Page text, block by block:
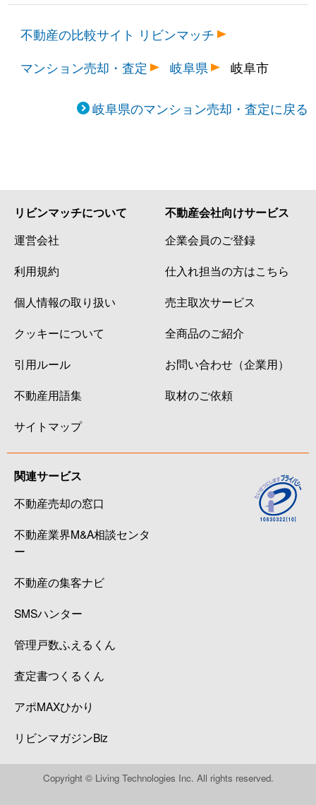
不動産の比較サイト リビンマッチ
マンション売却・査定
岐阜県 岐阜市
岐阜県のマンション売却・査定に戻る
リビンマッチについて
運営会社
利用規約
個人情報の取り扱い
クッキーについて
引用ルール
不動産用語集
サイトマップ
不動産会社向けサービス
企業会員のご登録
仕入れ担当の方はこちら
売主取次サービス
全商品のご紹介
お問い合わせ（企業用）
取材のご依頼
関連サービス
不動産売却の窓口
不動産業界M&A相談センタ
ー
不動産の集客ナビ
SMSハンター
管理戸数ふえるくん
査定書つくるくん
アポMAXひかり
リビンマガジンBiz
Copyright © Living Technologies Inc. All rights reserved.